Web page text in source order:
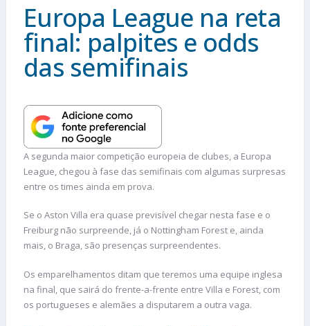
Europa League na reta
final: palpites e odds
das semifinais
A segunda maior competição europeia de clubes, a Europa
League, chegou à fase das semifinais com algumas surpresas
entre os times ainda em prova.
Se o Aston Villa era quase previsível chegar nesta fase e o
Freiburg não surpreende, já o Nottingham Forest e, ainda
mais, o Braga, são presenças surpreendentes.
Os emparelhamentos ditam que teremos uma equipe inglesa
na final, que sairá do frente-a-frente entre Villa e Forest, com
os portugueses e alemães a disputarem a outra vaga.